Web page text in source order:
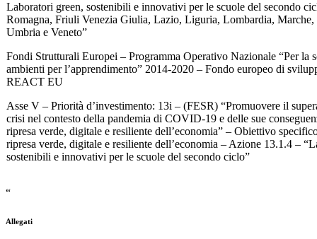
Laboratori green, sostenibili e innovativi per le scuole del secondo
Romagna, Friuli Venezia Giulia, Lazio, Liguria, Lombardia, Marche,
Umbria e Veneto”
Fondi Strutturali Europei – Programma Operativo Nazionale “Per la
ambienti per l’apprendimento” 2014-2020 – Fondo europeo di
REACT EU
Asse V – Priorità d’investimento: 13i – (FESR) “Promuovere il
crisi nel contesto della pandemia di COVID-19 e delle sue
ripresa verde, digitale e resiliente dell’economia” – Obiettivo
ripresa verde, digitale e resiliente dell’economia – Azione 13.1.4 –
sostenibili e innovativi per le scuole del secondo ciclo”
“
Allegati